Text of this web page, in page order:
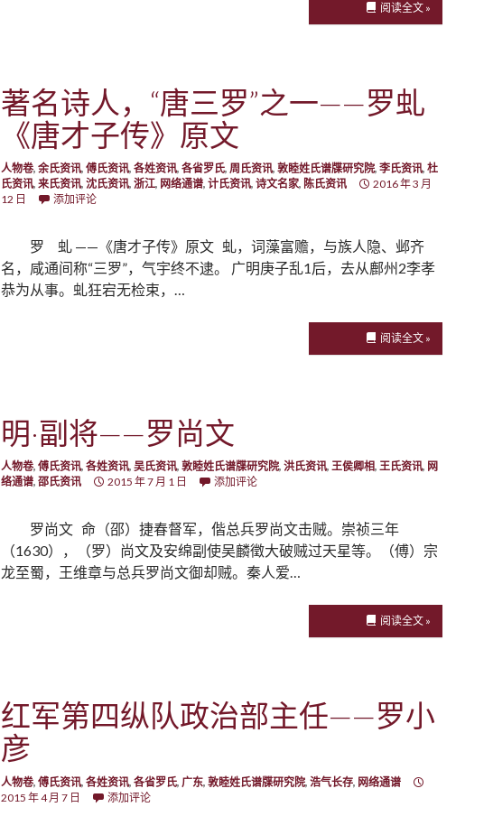
阅读全文 »
著名诗人，“唐三罗”之一——罗虬
《唐才子传》原文
人物卷, 余氏资讯, 傅氏资讯, 各姓资讯, 各省罗氏, 周氏资讯, 敦睦姓氏谱牒研究院, 李氏资讯, 杜
氏资讯, 来氏资讯, 沈氏资讯, 浙江, 网络通谱, 计氏资讯, 诗文名家, 陈氏资讯
2016 年 3 月
12 日
添加评论
罗 虬 ——《唐才子传》原文 虬，词藻富赡，与族人隐、邺齐
名，咸通间称“三罗”，气宇终不逮。 广明庚子乱1后，去从鄜州2李孝
恭为从事。虬狂宕无检束，…
阅读全文 »
明·副将——罗尚文
人物卷, 傅氏资讯, 各姓资讯, 吴氏资讯, 敦睦姓氏谱牒研究院, 洪氏资讯, 王侯卿相, 王氏资讯, 网
络通谱, 邵氏资讯 2015 年 7 月 1 日 添加评论
罗尚文 命（邵）捷春督军，偕总兵罗尚文击贼。崇祯三年
（1630），（罗）尚文及安绵副使吴麟徵大破贼过天星等。（傅）宗
龙至蜀，王维章与总兵罗尚文御却贼。秦人爱…
阅读全文 »
红军第四纵队政治部主任——罗小
彦
人物卷, 傅氏资讯, 各姓资讯, 各省罗氏, 广东, 敦睦姓氏谱牒研究院, 浩气长存, 网络通谱
2015 年 4 月 7 日
添加评论